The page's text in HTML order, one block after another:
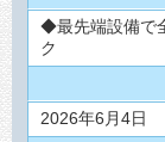
◆最先端設備で
ク
2026年6月4日